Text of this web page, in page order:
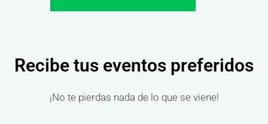
Recibe tus eventos preferidos
¡No te pierdas nada de lo que se viene!